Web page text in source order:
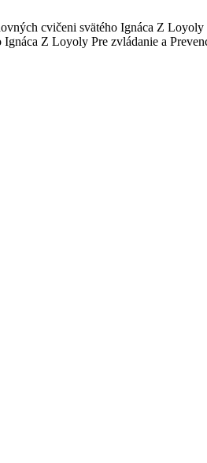
cvičeni svätého Ignáca Z
Ignáca Z Loyoly Pre zvládanie a